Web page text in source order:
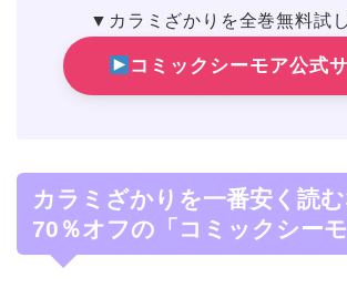
▼カラミざかりを全巻無料試
コミックシーモア公式
カラミざかりを一番安く読
70％オフの「コミックシーモ